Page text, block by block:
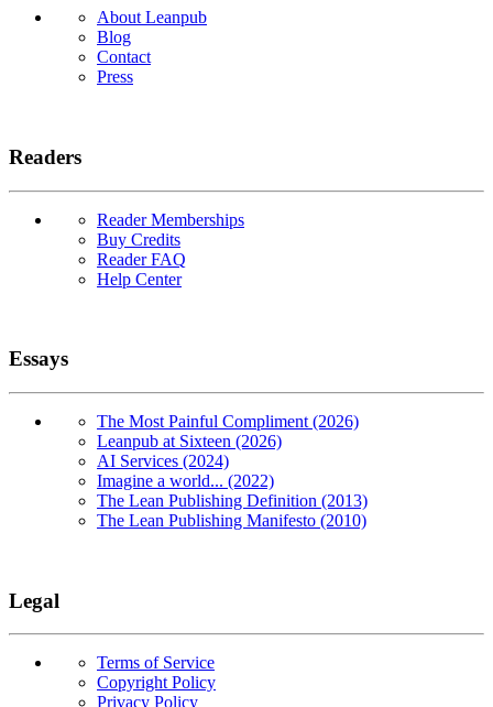
About Leanpub
Blog
Contact
Press
Readers
Reader Memberships
Buy Credits
Reader FAQ
Help Center
Essays
The Most Painful Compliment (2026)
Leanpub at Sixteen (2026)
AI Services (2024)
Imagine a world... (2022)
The Lean Publishing Definition (2013)
The Lean Publishing Manifesto (2010)
Legal
Terms of Service
Copyright Policy
Privacy Policy